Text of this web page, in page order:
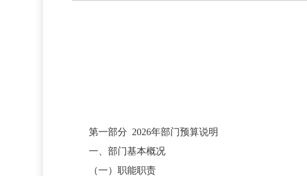
第一部分 2026年部门预算说明
一、部门基本概况
（一）职能职责